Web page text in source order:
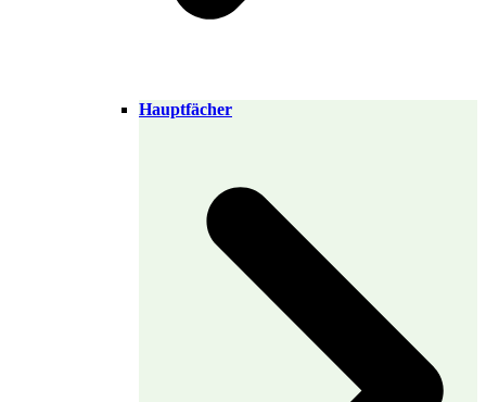
Hauptfächer